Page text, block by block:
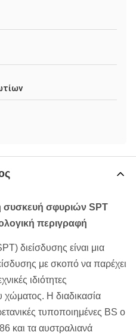
συσκευή σφυριών SPT
περιγραφή
διείσδυσης είναι μια
με σκοπό να παρέχει
ιδιότητες
χώματος. Η διαδικασία
τυποποιημένες BS ο
και τα αυστραλιανά